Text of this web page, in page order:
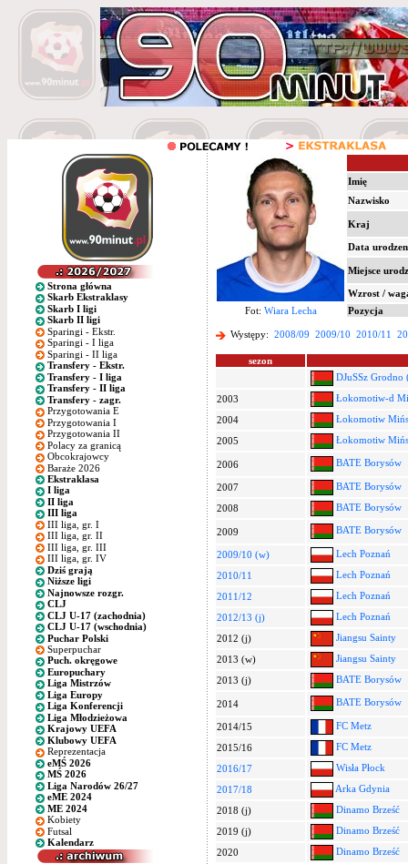
Strona główna
Skarb Ekstraklasy
Skarb I ligi
Skarb II ligi
Sparingi - Ekstr.
Sparingi - I liga
Sparingi - II liga
Transfery - Ekstr.
Transfery - I liga
Transfery - II liga
Transfery - zagr.
Przygotowania E
Przygotowania I
Przygotowania II
Polacy za granicą
Obcokrajowcy
Baraże 2026
Ekstraklasa
I liga
II liga
III liga
III liga, gr. I
III liga, gr. II
III liga, gr. III
III liga, gr. IV
Dziś grają
Niższe ligi
Najnowsze rozgr.
CLJ
CLJ U-17 (zachodnia)
CLJ U-17 (wschodnia)
Puchar Polski
Superpuchar
Puch. okręgowe
Europuchary
Liga Mistrzów
Liga Europy
Liga Konferencji
Liga Młodzieżowa
Krajowy UEFA
Klubowy UEFA
Reprezentacja
eMŚ 2026
MŚ 2026
Liga Narodów 26/27
eME 2024
ME 2024
Kobiety
Futsal
Kalendarz
Imię
Nazwisko
Kraj
Data
Miejsce
Wzrost /
Fot: Wiara Lecha Pozycja
Występy: 2008/09 2009/10 2010/11
sezon
DJuSSz Grodno
2003
Łokomotiw-d
2004
Łokomotiw
2005
Łokomotiw
2006 BATE Borysów
2007
BATE Borysów
2008
BATE Borysów
2009 BATE Borysów
2009/10 (w)
Lech Poznań
2010/11
Lech Poznań
2011/12
Lech Poznań
2012/13 (j)
Lech Poznań
2012 (j)
Jiangsu Sainty
2013 (w)
Jiangsu Sainty
2013 (j)
BATE Borysów
2014 BATE Borysów
2014/15
FC Metz
2015/16
FC Metz
2016/17
Wisła Płock
2017/18
Arka Gdynia
2018 (j)
Dinamo Brześć
2019 (j)
Dinamo Brześć
2020
Dinamo Brześć